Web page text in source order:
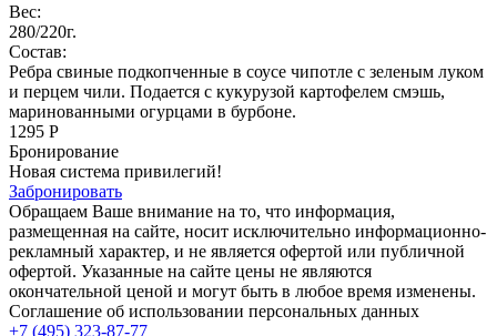
Вес:
280/220г.
Состав:
Ребра свиные подкопченные в соусе чипотле с зеленым луком
и перцем чили. Подается с кукурузой картофелем смэшь,
маринованными огурцами в бурбоне.
1295 Р
Бронирование
Новая система привилегий!
Забронировать
Обращаем Ваше внимание на то, что информация,
размещенная на сайте, носит исключительно информационно-
рекламный характер, и не является офертой или публичной
офертой. Указанные на сайте цены не являются
окончательной ценой и могут быть в любое время изменены.
Соглашение об использовании персональных данных
+7 (495) 323-87-77